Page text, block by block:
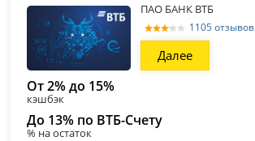
ПАО БАНК ВТБ
1105 отзывов
Далее
От 2% до 15%
кэшбэк
До 13% по ВТБ-Счету
% на остаток